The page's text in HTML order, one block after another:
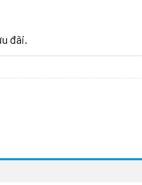
đãi.